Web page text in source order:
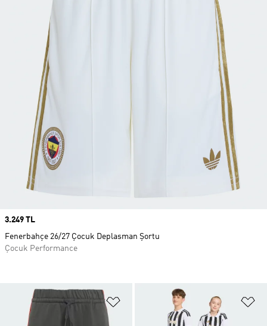
Favori Listesine Ekle
Price
3.249 TL
Fenerbahçe 26/27 Çocuk Deplasman Şortu
Çocuk Performance